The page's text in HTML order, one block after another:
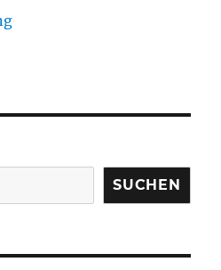
SUCHEN